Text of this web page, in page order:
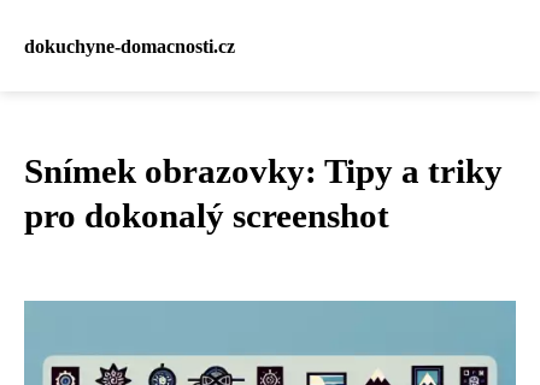
dokuchyne-domacnosti.cz
Snímek obrazovky: Tipy a triky
pro dokonalý screenshot